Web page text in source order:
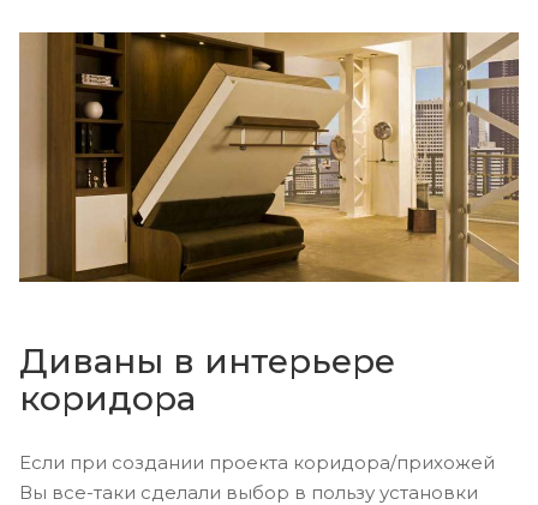
Диваны в интерьере
коридора
Если при создании проекта коридора/прихожей
Вы все-таки сделали выбор в пользу установки